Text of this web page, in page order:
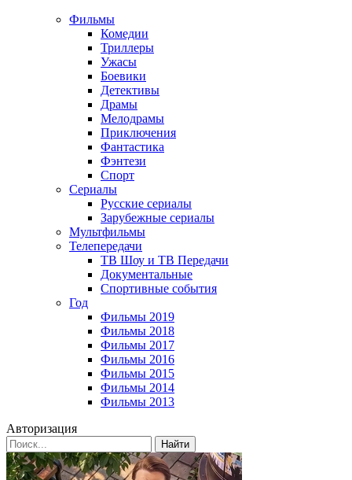
Фильмы
Комедии
Триллеры
Ужасы
Боевики
Детективы
Драмы
Мелодрамы
Приключения
Фантастика
Фэнтези
Спорт
Сериалы
Русские сериалы
Зарубежные сериалы
Мультфильмы
Телепередачи
ТВ Шоу и ТВ Передачи
Документальные
Спортивные события
Год
Фильмы 2019
Фильмы 2018
Фильмы 2017
Фильмы 2016
Фильмы 2015
Фильмы 2014
Фильмы 2013
Авторизация
Найти